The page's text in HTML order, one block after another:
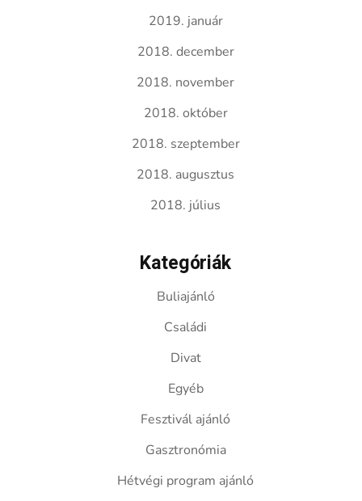
2019. január
2018. december
2018. november
2018. október
2018. szeptember
2018. augusztus
2018. július
Kategóriák
Buliajánló
Családi
Divat
Egyéb
Fesztivál ajánló
Gasztronómia
Hétvégi program ajánló